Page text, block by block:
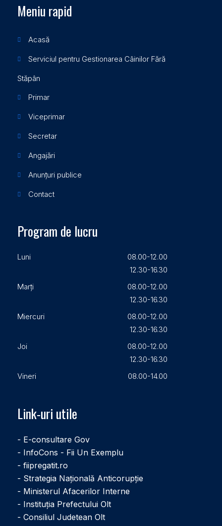
Meniu rapid
Acasă
Serviciul pentru Gestionarea Câinilor Fără
Stăpân
Primar
Viceprimar
Secretar
Angajări
Anunțuri publice
Contact
Program de lucru
Luni
08.00-12.00
12.30-16.30
Marți
08.00-12.00
12.30-16.30
Miercuri
08.00-12.00
12.30-16.30
Joi
08.00-12.00
12.30-16.30
Vineri
08.00-14.00
Link-uri utile
- E-consultare Gov
- InfoCons - Fii Un Exemplu
- fiipregatit.ro
- Strategia Națională Anticorupție
- Ministerul Afacerilor Interne
- Instituţia Prefectului Olt
- Consiliul Judetean Olt